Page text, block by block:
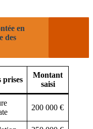
en
des
prises
Montant
saisi
200 000 €